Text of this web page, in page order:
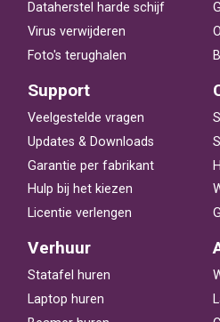
Dataherstel harde schijf
Virus verwijderen
Foto's terughalen
Support
Veelgestelde vragen
Updates & Downloads
Garantie per fabrikant
Hulp bij het kiezen
Licentie verlengen
Verhuur
Statafel huren
Laptop huren